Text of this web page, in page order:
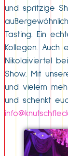
und spritzige
Tasting. Ein
Kollegen. Auch
Nikolaiviertel
Show. Mit
und vielem
und schenkt